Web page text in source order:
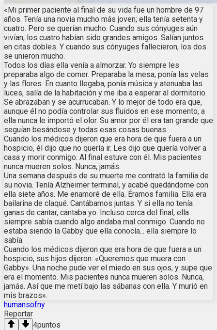
«Mi primer paciente al final de su vida fue un hombre de 97
años. Tenía una novia mucho más joven; ella tenía setenta y
cuatro. Pero se querían mucho. Cuando sus cónyuges aún
vivían, los cuatro habían sido grandes amigos. Salían juntos
en citas dobles. Y cuando sus cónyuges fallecieron, los dos
se unieron mucho.
Todos los días ella venía a almorzar. Yo siempre les
preparaba algo de comer. Preparaba la mesa, ponía las velas
y las flores. En cuanto llegaba, ponía música y atenuaba las
luces, salía de la habitación y me iba a esperar al dormitorio.
Se abrazaban y se acurrucaban. Y lo mejor de todo era que,
aunque él no podía controlar sus fluidos en ese momento, a
ella nunca le importó el olor. Su amor por él era tan grande que
seguían besándose y todas esas cosas buenas.
Cuando los médicos dijeron que era hora de que fuera a un
hospicio, él dijo que no quería ir. Les dijo que quería volver a
casa y morir conmigo. Al final estuve con él. Mis pacientes
nunca mueren solos. Nunca, jamás.
Una semana después de su muerte me contrató la familia de
su novia. Tenía Alzheimer terminal, y acabé quedándome con
ella siete años. Me enamoré de ella. Éramos familia. Ella era
bailarina de claqué. Cantábamos juntas. Y si ella no tenía
ganas de cantar, cantaba yo. Incluso cerca del final, ella
siempre sabía cuando algo andaba mal conmigo. Cuando no
estaba siendo la Gabby que ella conocía... ella siempre lo
sabía.
Cuando los médicos dijeron que era hora de que fuera a un
hospicio, sus hijos dijeron: «Queremos que muera con
Gabby». Una noche pude ver el miedo en sus ojos, y supe que
era el momento. Mis pacientes nunca mueren solos. Nunca,
jamás. Así que me metí bajo las sábanas con ella. Y murió en
mis brazos».
humansofny
Reportar
4puntos